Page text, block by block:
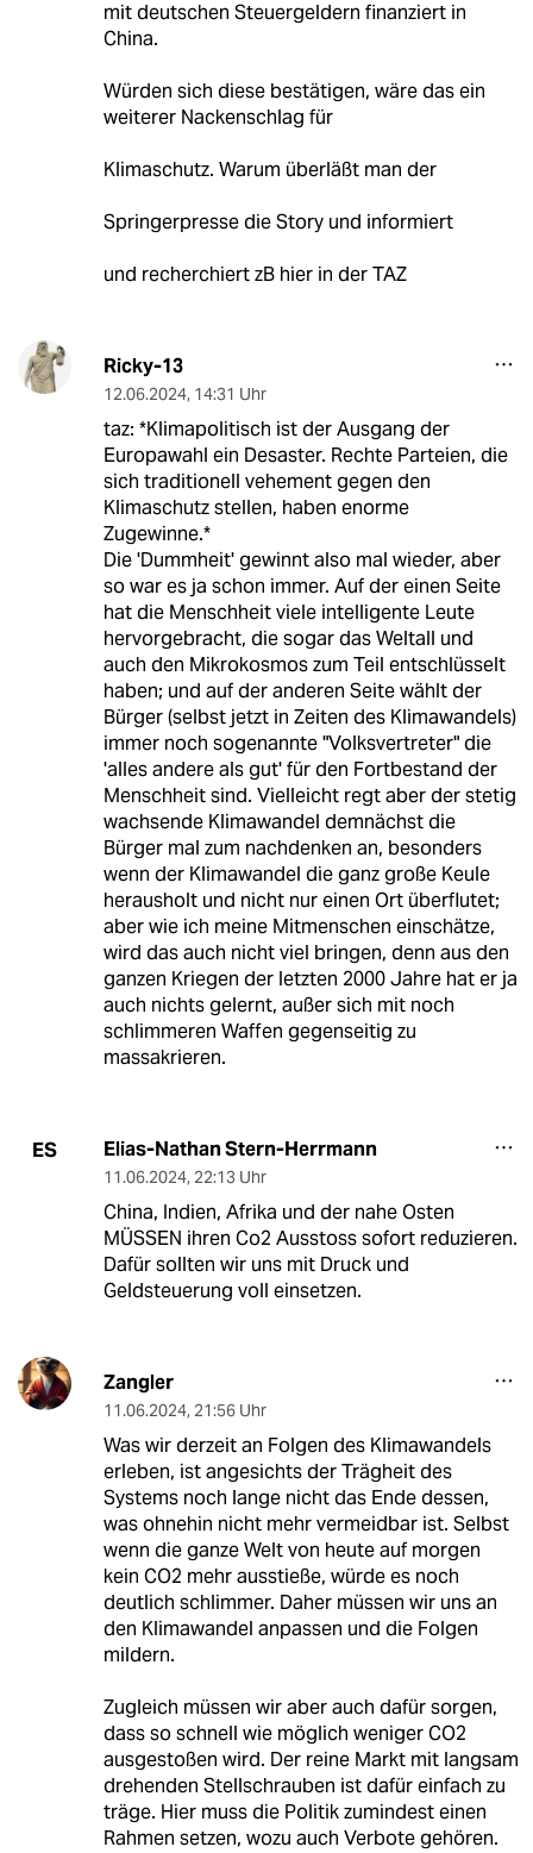
mit deutschen Steuergeldern finanziert in
China.
Würden sich diese bestätigen, wäre das ein
weiterer Nackenschlag für
Klimaschutz. Warum überläßt man der
Springerpresse die Story und informiert
und recherchiert zB hier in der TAZ
Ricky-13
12.06.2024, 14:31 Uhr
taz: *Klimapolitisch ist der Ausgang der
Europawahl ein Desaster. Rechte Parteien, die
sich traditionell vehement gegen den
Klimaschutz stellen, haben enorme
Zugewinne.*
Die 'Dummheit' gewinnt also mal wieder, aber
so war es ja schon immer. Auf der einen Seite
hat die Menschheit viele intelligente Leute
hervorgebracht, die sogar das Weltall und
auch den Mikrokosmos zum Teil entschlüsselt
haben; und auf der anderen Seite wählt der
Bürger (selbst jetzt in Zeiten des Klimawandels)
immer noch sogenannte "Volksvertreter" die
'alles andere als gut' für den Fortbestand der
Menschheit sind. Vielleicht regt aber der stetig
wachsende Klimawandel demnächst die
Bürger mal zum nachdenken an, besonders
wenn der Klimawandel die ganz große Keule
herausholt und nicht nur einen Ort überflutet;
aber wie ich meine Mitmenschen einschätze,
wird das auch nicht viel bringen, denn aus den
ganzen Kriegen der letzten 2000 Jahre hat er ja
auch nichts gelernt, außer sich mit noch
schlimmeren Waffen gegenseitig zu
massakrieren.
ES Elias-Nathan Stern-Herrmann
11.06.2024, 22:13 Uhr
China, Indien, Afrika und der nahe Osten
MÜSSEN ihren Co2 Ausstoss sofort reduzieren.
Dafür sollten wir uns mit Druck und
Geldsteuerung voll einsetzen.
Zangler
11.06.2024, 21:56 Uhr
Was wir derzeit an Folgen des Klimawandels
erleben, ist angesichts der Trägheit des
Systems noch lange nicht das Ende dessen,
was ohnehin nicht mehr vermeidbar ist. Selbst
wenn die ganze Welt von heute auf morgen
kein CO2 mehr ausstieße, würde es noch
deutlich schlimmer. Daher müssen wir uns an
den Klimawandel anpassen und die Folgen
mildern.
Zugleich müssen wir aber auch dafür sorgen,
dass so schnell wie möglich weniger CO2
ausgestoßen wird. Der reine Markt mit langsam
drehenden Stellschrauben ist dafür einfach zu
träge. Hier muss die Politik zumindest einen
Rahmen setzen, wozu auch Verbote gehören.